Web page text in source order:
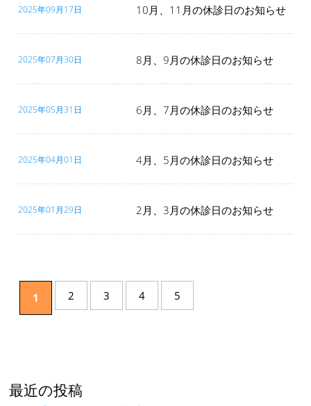
2025年09月17日 10月、11月の休診日のお知らせ
2025年07月30日 8月、9月の休診日のお知らせ
2025年05月31日 6月、7月の休診日のお知らせ
2025年04月01日 4月、5月の休診日のお知らせ
2025年01月29日 2月、3月の休診日のお知らせ
1 2 3 4 5
最近の投稿